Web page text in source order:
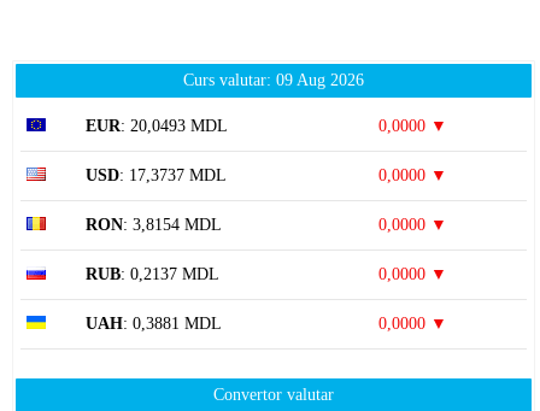
Curs valutar: 09 Aug 2026
EUR: 20,0493 MDL 0,0000 ▼
USD: 17,3737 MDL 0,0000 ▼
RON: 3,8154 MDL 0,0000 ▼
RUB: 0,2137 MDL 0,0000 ▼
UAH: 0,3881 MDL 0,0000 ▼
Convertor valutar